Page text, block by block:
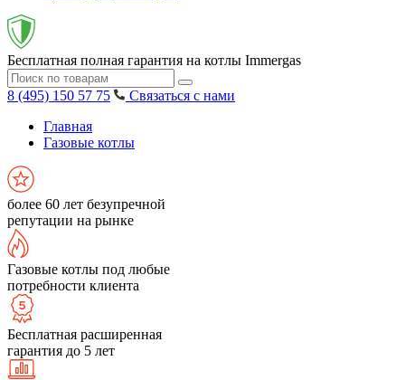
Бесплатная полная гарантия на котлы Immergas
8 (495) 150 57 75
Связаться с нами
Главная
Газовые котлы
более 60 лет безупречной
репутации на рынке
Газовые котлы под любые
потребности клиента
Бесплатная расширенная
гарантия до 5 лет